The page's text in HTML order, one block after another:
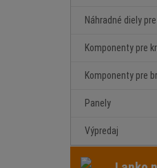
Náhradné diely
Komponenty pre
Komponenty pre
Panely
Výpredaj